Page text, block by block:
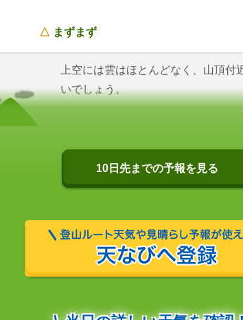
△ まずまず
上空には雲はほとんどなく、山頂付
いでしょう。
10日先までの予報を見る